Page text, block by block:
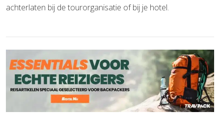
achterlaten bij de tourorganisatie of bij je hotel.